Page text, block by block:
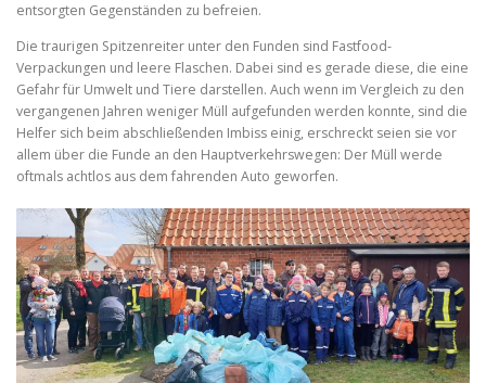
TIPPS/TRICKS
entsorgten Gegenständen zu befreien.
Die traurigen Spitzenreiter unter den Funden sind Fastfood-
Verpackungen und leere Flaschen. Dabei sind es gerade diese, die eine
Gefahr für Umwelt und Tiere darstellen. Auch wenn im Vergleich zu den
vergangenen Jahren weniger Müll aufgefunden werden konnte, sind die
Helfer sich beim abschließenden Imbiss einig, erschreckt seien sie vor
allem über die Funde an den Hauptverkehrswegen: Der Müll werde
oftmals achtlos aus dem fahrenden Auto geworfen.